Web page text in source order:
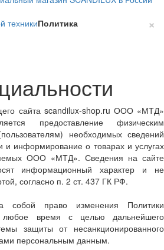
×
техникиПолитика
сайта scandilux-shop.ru ООО «МТД»
предоставление физическим
необходимых сведений
и информирование о товарах и услугах
ООО «МТД». Сведения на сайте
информационный характер и не
согласно п. 2 ст. 437 ГК РФ.
собой право изменения Политики
любое время с целью дальнейшего
защиты от несанкционированного
персональным данным.